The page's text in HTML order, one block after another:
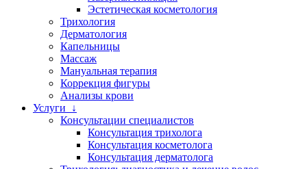
Эстетическая косметология
Трихология
Дерматология
Капельницы
Массаж
Мануальная терапия
Коррекция фигуры
Анализы крови
Услуги ↓
Консультации специалистов
Консультация трихолога
Консультация косметолога
Консультация дерматолога